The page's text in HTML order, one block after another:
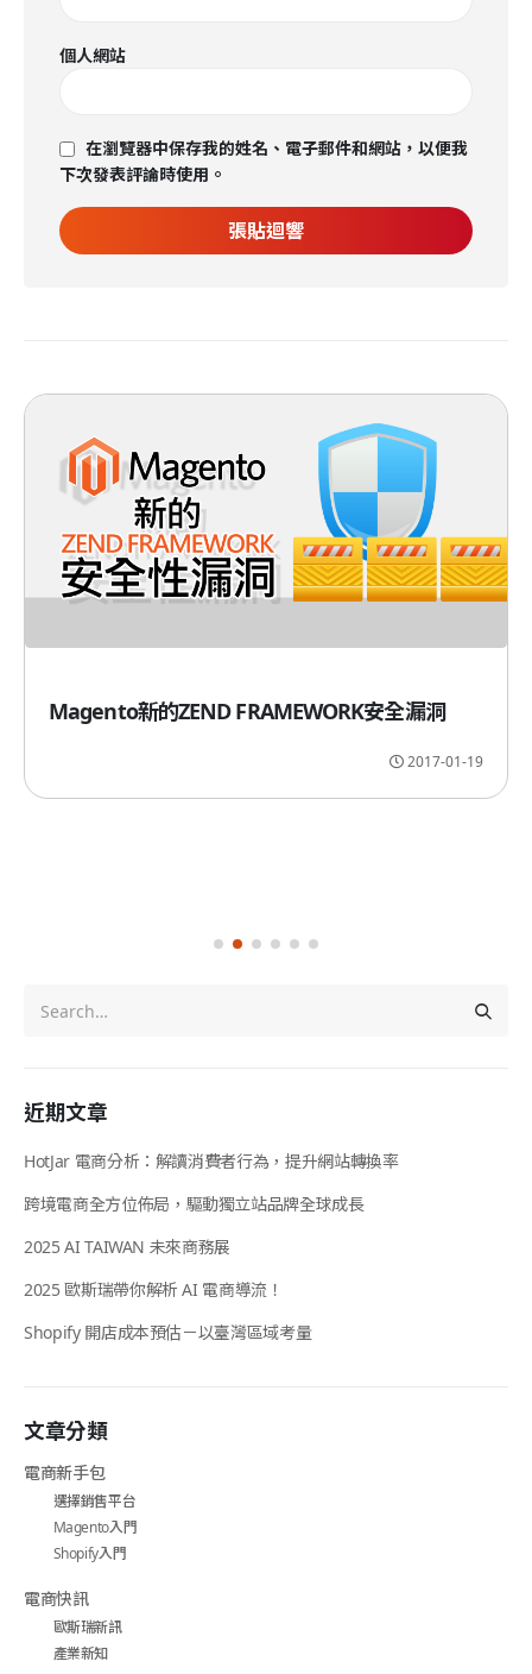
個人網站
在瀏覽器中保存我的姓名、電子郵件和網站，以便我
下次發表評論時使用。
2017-01-19
Magento新的ZEND FRAMEWORK安全漏洞
近期文章
HotJar 電商分析：解讀消費者行為，提升網站轉換率
跨境電商全方位佈局，驅動獨立站品牌全球成長
2025 AI TAIWAN 未來商務展
2025 歐斯瑞帶你解析 AI 電商導流！
Shopify 開店成本預估－以臺灣區域考量
文章分類
電商新手包
選擇銷售平台
Magento入門
Shopify入門
電商快訊
歐斯瑞新訊
產業新知